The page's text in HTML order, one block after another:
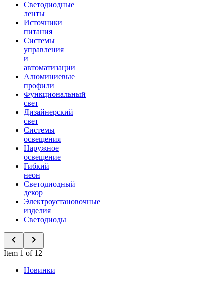
Светодиодные
ленты
Источники
питания
Системы
управления
и
автоматизации
Алюминиевые
профили
Функциональный
свет
Дизайнерский
свет
Системы
освещения
Наружное
освещение
Гибкий
неон
Светодиодный
декор
Электроустановочные
изделия
Светодиоды
Item 1 of 12
Новинки